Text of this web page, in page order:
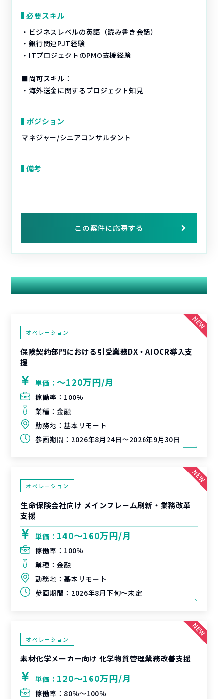
必要スキル
・ビジネスレベルの英語（読み書き会話）
・銀行関連PJT経験
・ITプロジェクトのPMO支援経験
■尚可スキル：
・海外送金に関するプロジェクト知見
ポジション
マネジャー/シニアコンサルタント
備考
この案件に応募する
関連する案件
オペレーション
保険契約部門における引受業務DX・AIOCR導入支
援
単価： 〜120万円/月
稼働率： 100%
業種： 金融
勤務地：基本リモート
参画期間： 2026年8月24日～2026年9月30日
オペレーション
生命保険会社向け メインフレーム刷新・業務改革
支援
単価： 140〜160万円/月
稼働率： 100%
業種： 金融
勤務地：基本リモート
参画期間： 2026年8月下旬～未定
オペレーション
素材化学メーカー向け 化学物質管理業務改善支援
単価： 120〜160万円/月
稼働率： 80%〜100%